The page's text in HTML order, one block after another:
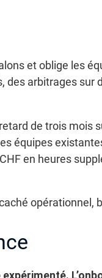
et oblige les
arbitrages sur
de trois mois
équipes
en heures
opérationnel,